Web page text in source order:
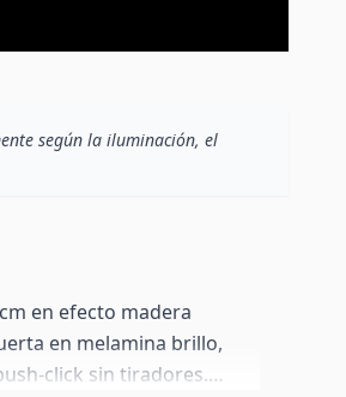
según la iluminación, el
en efecto madera
en melamina brillo,
click sin tiradores.